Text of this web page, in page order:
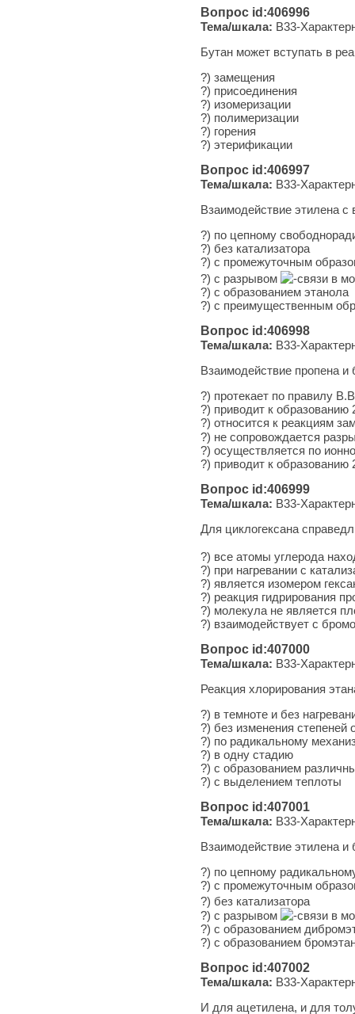
Вопрос id:406996
Тема/шкала: B33-
Бутан может вступать в
?) замещения
?) присоединения
?) изомеризации
?) полимеризации
?) горения
?) этерификации
Вопрос id:406997
Тема/шкала: B33-
Взаимодействие этилена с
?) по цепному
?) без катализатора
?) с промежуточным
?) с разрывом
-связи в
?) с образованием этанола
?) с преимущественным
Вопрос id:406998
Тема/шкала: B33-
Взаимодействие пропена и
?) протекает по правилу
?) приводит к образованию
?) относится к реакциям
?) не сопровождается
?) осуществляется по
?) приводит к образованию
Вопрос id:406999
Тема/шкала: B33-
Для циклогексана
?) все атомы углерода
?) при нагревании с
?) является изомером
?) реакция гидрирования
?) молекула не является
?) взаимодействует с
Вопрос id:407000
Тема/шкала: B33-
Реакция хлорирования
?) в темноте и без
?) без изменения степеней
?) по радикальному
?) в одну стадию
?) с образованием
?) с выделением теплоты
Вопрос id:407001
Тема/шкала: B33-
Взаимодействие этилена и
?) по цепному
?) с промежуточным
?) без катализатора
?) с разрывом
-связи в
?) с образованием
?) с образованием
Вопрос id:407002
Тема/шкала: B33-
И для ацетилена, и для